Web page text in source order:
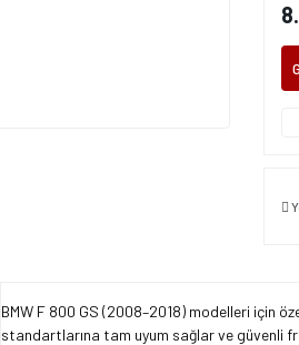
BMW F 800 GS (2008–2018) modelleri için
standartlarına tam uyum sağlar ve güvenli